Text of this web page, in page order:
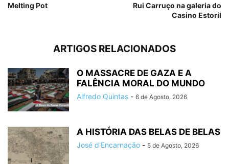
Melting Pot
Rui Carruço na galeria do
Casino Estoril
ARTIGOS RELACIONADOS
O MASSACRE DE GAZA E A
FALÊNCIA MORAL DO MUNDO
Alfredo Quintas - 6 de Agosto, 2026
A HISTÓRIA DAS BELAS DE BELAS
José d'Encarnação - 5 de Agosto, 2026